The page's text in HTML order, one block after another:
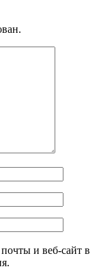
и веб-сайт в